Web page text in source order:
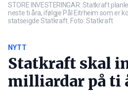
STORE INVESTERINGAR: Statkraft
neste ti åra, ifølgje Pål Eitrheim som er
statseigde Statkraft. Foto: Statkraft
NYTT
Statkraft skal
milliardar på ti